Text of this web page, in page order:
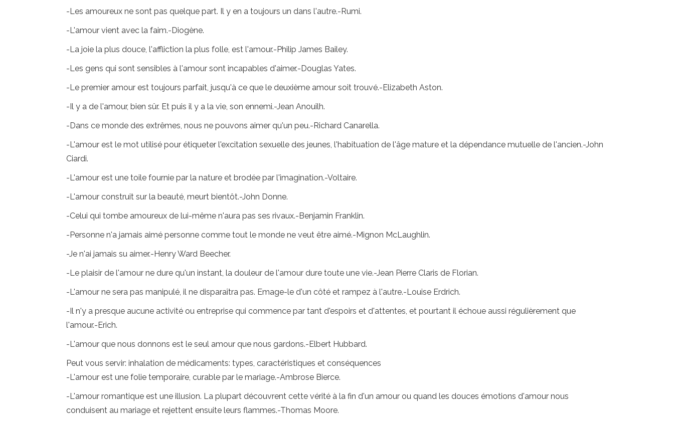
-Les amoureux ne sont pas quelque part. Il y en a toujours un dans l'autre.-Rumi.
-L'amour vient avec la faim.-Diogène.
-La joie la plus douce, l'affliction la plus folle, est l'amour.-Philip James Bailey.
-Les gens qui sont sensibles à l'amour sont incapables d'aimer.-Douglas Yates.
-Le premier amour est toujours parfait, jusqu'à ce que le deuxième amour soit trouvé.-Elizabeth Aston.
-Il y a de l'amour, bien sûr. Et puis il y a la vie, son ennemi.-Jean Anouilh.
-Dans ce monde des extrêmes, nous ne pouvons aimer qu'un peu.-Richard Canarella.
-L'amour est le mot utilisé pour étiqueter l'excitation sexuelle des jeunes, l'habituation de l'âge mature et la dépendance mutuelle de l'ancien.-John
Ciardi.
-L'amour est une toile fournie par la nature et brodée par l'imagination.-Voltaire.
-L'amour construit sur la beauté, meurt bientôt.-John Donne.
-Celui qui tombe amoureux de lui-même n'aura pas ses rivaux.-Benjamin Franklin.
-Personne n'a jamais aimé personne comme tout le monde ne veut être aimé.-Mignon McLaughlin.
-Je n'ai jamais su aimer.-Henry Ward Beecher.
-Le plaisir de l'amour ne dure qu'un instant, la douleur de l'amour dure toute une vie.-Jean Pierre Claris de Florian.
-L'amour ne sera pas manipulé, il ne disparaîtra pas. Emage-le d'un côté et rampez à l'autre.-Louise Erdrich.
-Il n'y a presque aucune activité ou entreprise qui commence par tant d'espoirs et d'attentes, et pourtant il échoue aussi régulièrement que
l'amour.-Erich.
-L'amour que nous donnons est le seul amour que nous gardons.-Elbert Hubbard.
Peut vous servir: inhalation de médicaments: types, caractéristiques et conséquences
-L'amour est une folie temporaire, curable par le mariage.-Ambrose Bierce.
-L'amour romantique est une illusion. La plupart découvrent cette vérité à la fin d'un amour ou quand les douces émotions d'amour nous
conduisent au mariage et rejettent ensuite leurs flammes.-Thomas Moore.